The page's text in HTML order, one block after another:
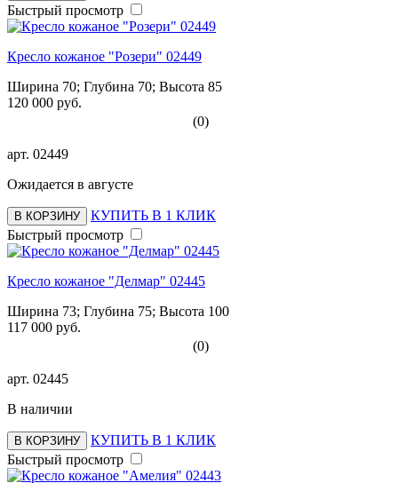
Быстрый просмотр
Кресло кожаное "Розери" 02449
Ширина 70; Глубина 70; Высота 85
120 000 руб.
(0)
арт. 02449
Ожидается в августе
В КОРЗИНУ
КУПИТЬ В 1 КЛИК
Быстрый просмотр
Кресло кожаное "Делмар" 02445
Ширина 73; Глубина 75; Высота 100
117 000 руб.
(0)
арт. 02445
В наличии
В КОРЗИНУ
КУПИТЬ В 1 КЛИК
Быстрый просмотр